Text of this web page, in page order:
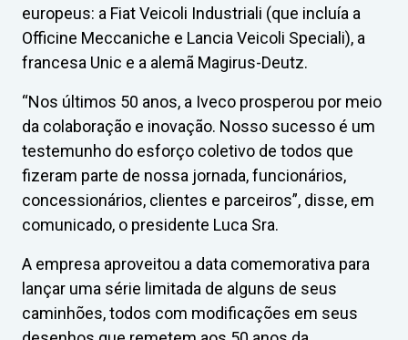
europeus: a Fiat Veicoli Industriali (que incluía a
Officine Meccaniche e Lancia Veicoli Speciali), a
francesa Unic e a alemã Magirus-Deutz.
“Nos últimos 50 anos, a Iveco prosperou por meio
da colaboração e inovação. Nosso sucesso é um
testemunho do esforço coletivo de todos que
fizeram parte de nossa jornada, funcionários,
concessionários, clientes e parceiros”, disse, em
comunicado, o presidente Luca Sra.
A empresa aproveitou a data comemorativa para
lançar uma série limitada de alguns de seus
caminhões, todos com modificações em seus